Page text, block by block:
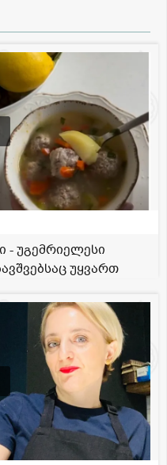
- უგემრიელესი
უყვართ